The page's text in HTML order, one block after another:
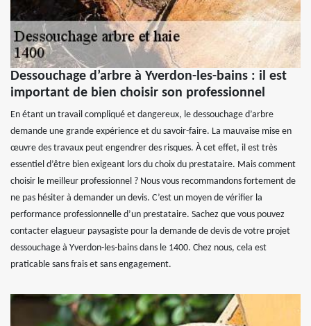
Dessouchage d’arbre à Yverdon-les-bains : il est
important de bien choisir son professionnel
En étant un travail compliqué et dangereux, le dessouchage d’arbre
demande une grande expérience et du savoir-faire. La mauvaise mise en
œuvre des travaux peut engendrer des risques. À cet effet, il est très
essentiel d’être bien exigeant lors du choix du prestataire. Mais comment
choisir le meilleur professionnel ? Nous vous recommandons fortement de
ne pas hésiter à demander un devis. C’est un moyen de vérifier la
performance professionnelle d’un prestataire. Sachez que vous pouvez
contacter elagueur paysagiste pour la demande de devis de votre projet
dessouchage à Yverdon-les-bains dans le 1400. Chez nous, cela est
praticable sans frais et sans engagement.